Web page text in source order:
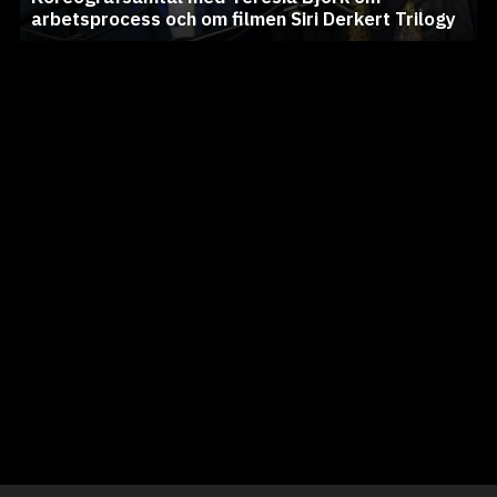
arbetsprocess och om filmen Siri Derkert Trilogy